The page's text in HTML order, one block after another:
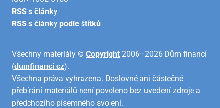
RSS s články
RSS s články podle štítků
Všechny materiály © Copyright 2006–2026 Dům financí
(dumfinanci.cz).
Všechna práva vyhrazena. Doslovné ani částečné
přebírání materiálů není povoleno bez uvedení zdroje a
předchozího písemného svolení.